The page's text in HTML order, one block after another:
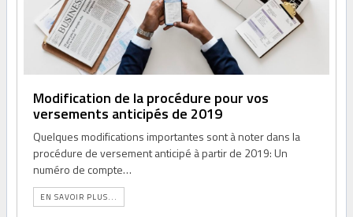
Modification de la procédure pour vos
versements anticipés de 2019
Quelques modifications importantes sont à noter dans la
procédure de versement anticipé à partir de 2019: Un
numéro de compte…
EN SAVOIR PLUS...